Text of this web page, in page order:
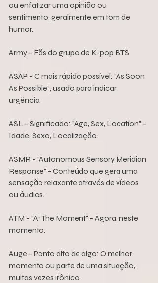
ou enfatizar uma opinião ou
sentimento, geralmente em tom de
humor.
Army - Fãs do grupo de K-pop BTS.
ASAP - O mais rápido possível: "As Soon
As Possible", usado para indicar
urgência.
ASL - Significado: "Age, Sex, Location" -
Idade, Sexo, Localização.
ASMR - "Autonomous Sensory Meridian
Response" - Conteúdo que gera uma
sensação relaxante através de vídeos
ou áudios.
ATM - "At The Moment" - Agora, neste
momento.
Auge - Ponto alto de algo: O melhor
momento ou parte de uma situação,
muitas vezes irônico.